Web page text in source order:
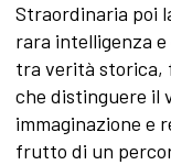
Straordinaria poi
rara intelligenza
tra verità storica,
che distinguere il
immaginazione e
frutto di un